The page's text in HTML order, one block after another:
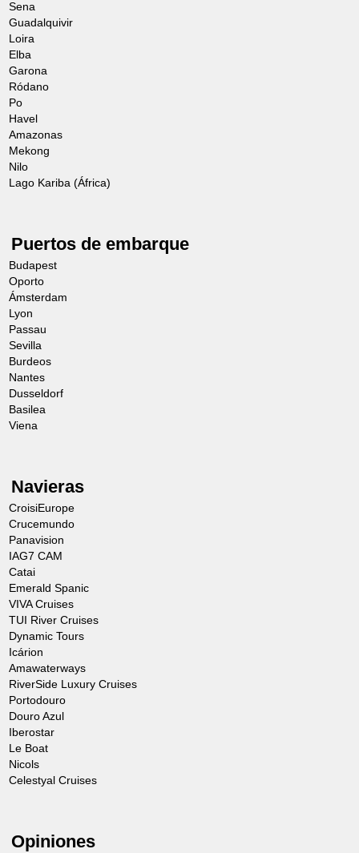
Sena
Guadalquivir
Loira
Elba
Garona
Ródano
Po
Havel
Amazonas
Mekong
Nilo
Lago Kariba (África)
Puertos de embarque
Budapest
Oporto
Ámsterdam
Lyon
Passau
Sevilla
Burdeos
Nantes
Dusseldorf
Basilea
Viena
Navieras
CroisiEurope
Crucemundo
Panavision
IAG7 CAM
Catai
Emerald Spanic
VIVA Cruises
TUI River Cruises
Dynamic Tours
Icárion
Amawaterways
RiverSide Luxury Cruises
Portodouro
Douro Azul
Iberostar
Le Boat
Nicols
Celestyal Cruises
Opiniones